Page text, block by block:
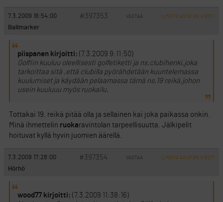
7.3.2009 16:54:00 #397353 VASTAA ILMOITA ASIATON VIESTI
Ballmarker
piispanen kirjoitti: (7.3.2009 9:11:50)
Golfiin kuuluu oleellisesti golfetiketti ja ns.clubihenki,joka
tarkoittaa sitä ,että clubilla pyörähdetään kuuntelemassa
kuulumiset ja käydään pelaamassa tämä ns.19 reikä,johon
usein kuuluuu myös ruokailu.
Tottakai 19. reikä pitää olla ja sellainen kai joka paikassa onkin.
Minä ihmettelin ruokaravintolan tarpeellisuutta. Jälkipelit
hoituvat kyllä hyvin juomien äärellä.
7.3.2009 17:28:00 #397354 VASTAA ILMOITA ASIATON VIESTI
Hörhö
wood77 kirjoitti: (7.3.2009 11:38:16)